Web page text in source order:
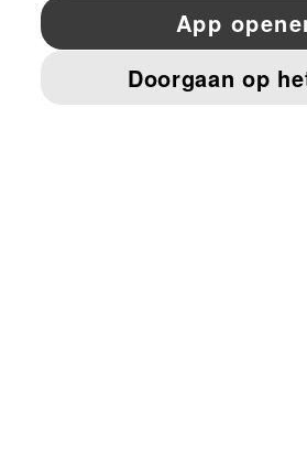
YouTube Twitter
BEDRIJFSGEGEVENS